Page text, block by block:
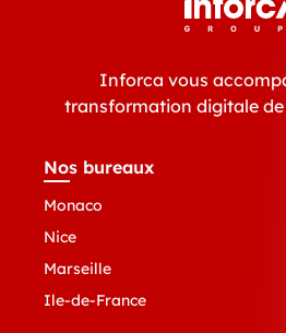
Inforca vous
transformation digitale
Nos bureaux
Monaco
Nice
Marseille
Ile-de-France